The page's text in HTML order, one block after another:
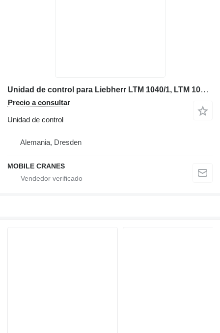
Unidad de control para Liebherr LTM 1040/1, LTM 1050/1, LTM 1060/2 ,LTM 1070/1, LTM 1090/2 ,LTM grúa móvil
Precio a consultar
Unidad de control
Alemania, Dresden
MOBILE CRANES